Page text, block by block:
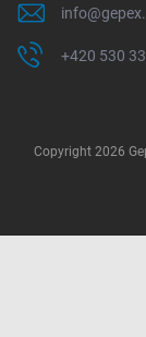
info@
+420 530
Copyright 2026